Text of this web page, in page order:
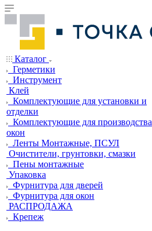
Каталог
Герметики
Инструмент
Клей
Комплектующие для установки и
отделки
Комплектующие для производства
окон
Ленты Монтажные, ПСУЛ
Очистители, грунтовки, смазки
Пены монтажные
Упаковка
Фурнитура для дверей
Фурнитура для окон
РАСПРОДАЖА
Крепеж